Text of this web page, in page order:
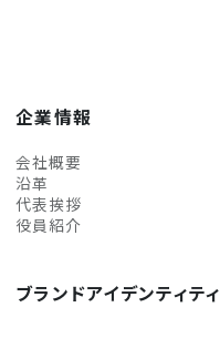
企業情報
会社概要
沿革
代表挨拶
役員紹介
ブランドアイデンティティ